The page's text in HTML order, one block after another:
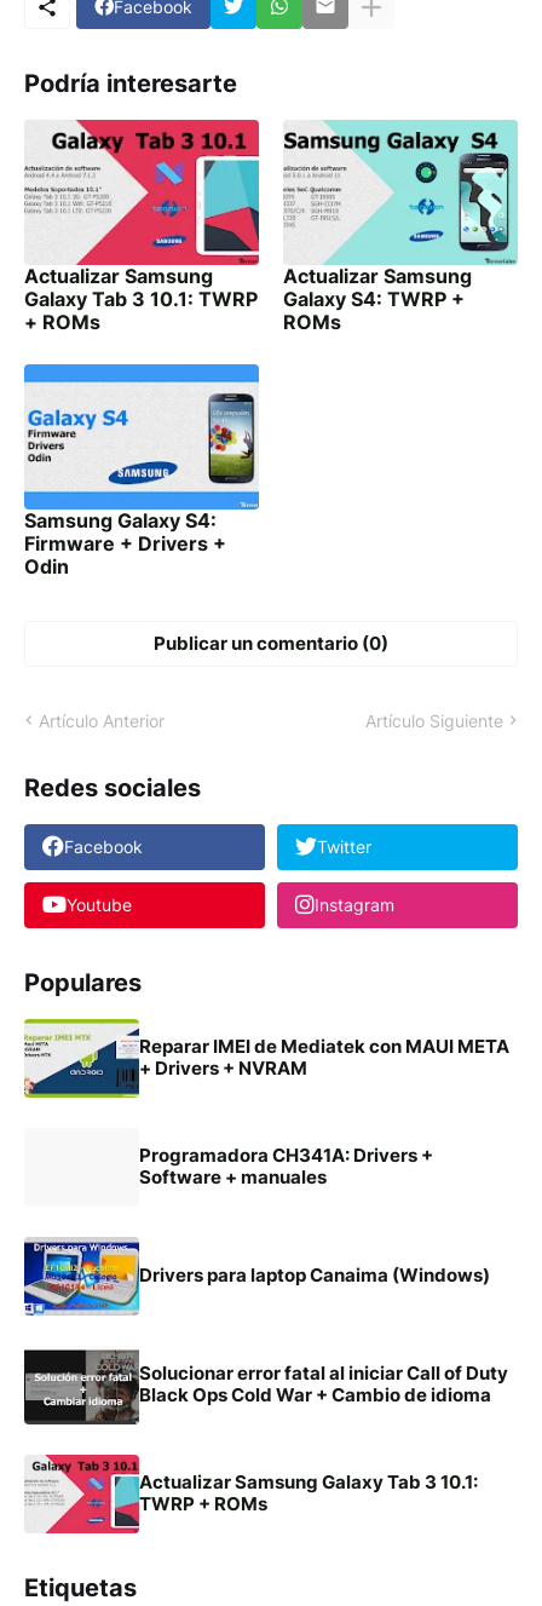
Facebook
Podría interesarte
Actualizar Samsung
Galaxy Tab 3 10.1: TWRP
+ ROMs
Actualizar Samsung
Galaxy S4: TWRP +
ROMs
Samsung Galaxy S4:
Firmware + Drivers +
Odin
Publicar un comentario (0)
Artículo Anterior Artículo Siguiente
Redes sociales
Facebook Twitter
Youtube Instagram
Populares
Reparar IMEI de Mediatek con MAUI META
+ Drivers + NVRAM
Programadora CH341A: Drivers +
Software + manuales
Drivers para laptop Canaima (Windows)
Solucionar error fatal al iniciar Call of Duty
Black Ops Cold War + Cambio de idioma
Actualizar Samsung Galaxy Tab 3 10.1:
TWRP + ROMs
Etiquetas